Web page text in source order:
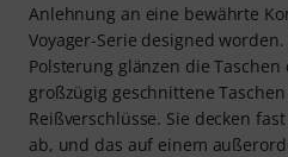
Anlehnung an eine bewährte
Voyager-Serie designed
Polsterung glänzen die
großzügig geschnittene
Reißverschlüsse. Sie decken
ab, und das auf einem